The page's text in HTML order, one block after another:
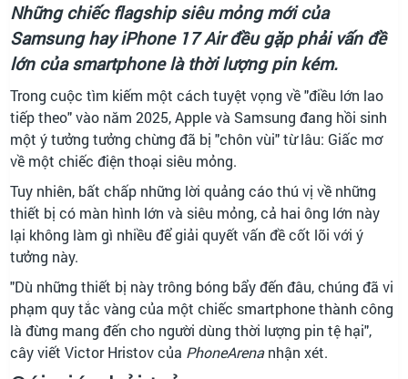
Những chiếc flagship siêu mỏng mới của
Samsung hay iPhone 17 Air đều gặp phải vấn đề
lớn của smartphone là thời lượng pin kém.
Trong cuộc tìm kiếm một cách tuyệt vọng về "điều lớn lao
tiếp theo" vào năm 2025, Apple và Samsung đang hồi sinh
một ý tưởng tưởng chừng đã bị "chôn vùi" từ lâu: Giấc mơ
về một chiếc điện thoại siêu mỏng.
Tuy nhiên, bất chấp những lời quảng cáo thú vị về những
thiết bị có màn hình lớn và siêu mỏng, cả hai ông lớn này
lại không làm gì nhiều để giải quyết vấn đề cốt lõi với ý
tưởng này.
"Dù những thiết bị này trông bóng bẩy đến đâu, chúng đã vi
phạm quy tắc vàng của một chiếc smartphone thành công
là đừng mang đến cho người dùng thời lượng pin tệ hại",
cây viết Victor Hristov của PhoneArenanhận xét.